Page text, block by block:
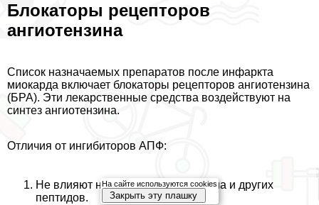
Блокаторы рецепторов
ангиотензина
Список назначаемых препаратов после инфаркта
миокарда включает блокаторы рецепторов ангиотензина
(БРА). Эти лекарственные средства воздействуют на
синтез ангиотензина.
Отличия от ингибиторов АПФ:
Не влияют на уровень брадикинина и других
пептидов.
На сайте используются cookies
Закрыть эту плашку